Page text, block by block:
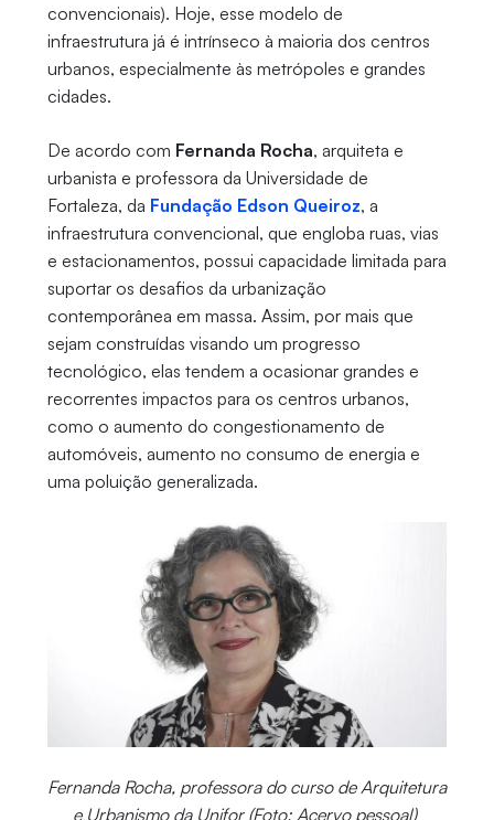
convencionais). Hoje, esse modelo de
infraestrutura já é intrínseco à maioria dos centros
urbanos, especialmente às metrópoles e grandes
cidades.
De acordo com Fernanda Rocha, arquiteta e
urbanista e professora da Universidade de
Fortaleza, da Fundação Edson Queiroz, a
infraestrutura convencional, que engloba ruas, vias
e estacionamentos, possui capacidade limitada para
suportar os desafios da urbanização
contemporânea em massa. Assim, por mais que
sejam construídas visando um progresso
tecnológico, elas tendem a ocasionar grandes e
recorrentes impactos para os centros urbanos,
como o aumento do congestionamento de
automóveis, aumento no consumo de energia e
uma poluição generalizada.
Fernanda Rocha, professora do curso de Arquitetura
e Urbanismo da Unifor (Foto: Acervo pessoal)